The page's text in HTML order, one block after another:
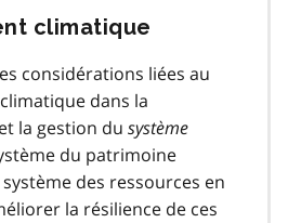
climatique
considérations liées au
dans la
la gestion du système
du patrimoine
des ressources en
la résilience de ces